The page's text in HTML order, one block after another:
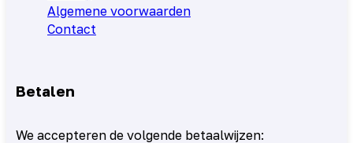
Algemene voorwaarden
Contact
Betalen
We accepteren de volgende betaalwijzen: